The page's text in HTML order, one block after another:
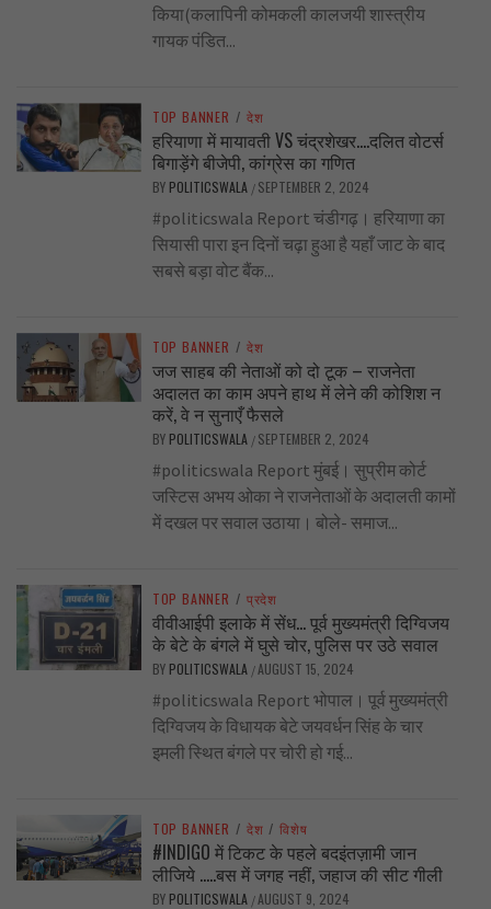
किया(कलापिनी कोमकली कालजयी शास्त्रीय
गायक पंडित...
TOP BANNER / देश
हरियाणा में मायावती VS चंद्रशेखर….दलित वोटर्स
बिगाड़ेंगे बीजेपी, कांग्रेस का गणित
BY POLITICSWALA / SEPTEMBER 2, 2024
#politicswala Report चंडीगढ़। हरियाणा का
सियासी पारा इन दिनों चढ़ा हुआ है यहाँ जाट के बाद
सबसे बड़ा वोट बैंक...
TOP BANNER / देश
जज साहब की नेताओं को दो टूक – राजनेता
अदालत का काम अपने हाथ में लेने की कोशिश न
करें, वे न सुनाएँ फैसले
BY POLITICSWALA / SEPTEMBER 2, 2024
#politicswala Report मुंबई। सुप्रीम कोर्ट
जस्टिस अभय ओका ने राजनेताओं के अदालती कामों
में दखल पर सवाल उठाया। बोले- समाज...
TOP BANNER / प्रदेश
वीवीआईपी इलाके में सेंध… पूर्व मुख्यमंत्री दिग्विजय
के बेटे के बंगले में घुसे चोर, पुलिस पर उठे सवाल
BY POLITICSWALA /AUGUST 15, 2024
#politicswala Report भोपाल। पूर्व मुख्यमंत्री
दिग्विजय के विधायक बेटे जयवर्धन सिंह के चार
इमली स्थित बंगले पर चोरी हो गई...
TOP BANNER / देश / विशेष
#INDIGO में टिकट के पहले बदइंतज़ामी जान
लीजिये …..बस में जगह नहीं, जहाज की सीट गीली
BY POLITICSWALA /AUGUST 9, 2024